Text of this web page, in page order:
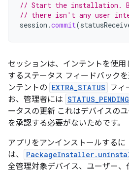
// Start the installation.
// there isn't any user
session .commit(
セッションは、インテントを使
するステータス フィードバック
ンテントの EXTRA_STATUS フィ
お、管理者には
ータスの更新 これはデバイスの
を承認する必要がないためです。
アプリをアンインストールするに
は、
全管理対象デバイス、ユーザー